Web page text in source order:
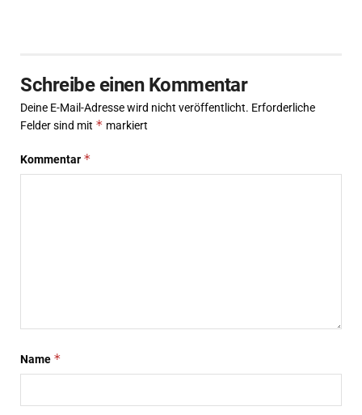
Schreibe einen Kommentar
Deine E-Mail-Adresse wird nicht veröffentlicht. Erforderliche
Felder sind mit * markiert
Kommentar *
Name *